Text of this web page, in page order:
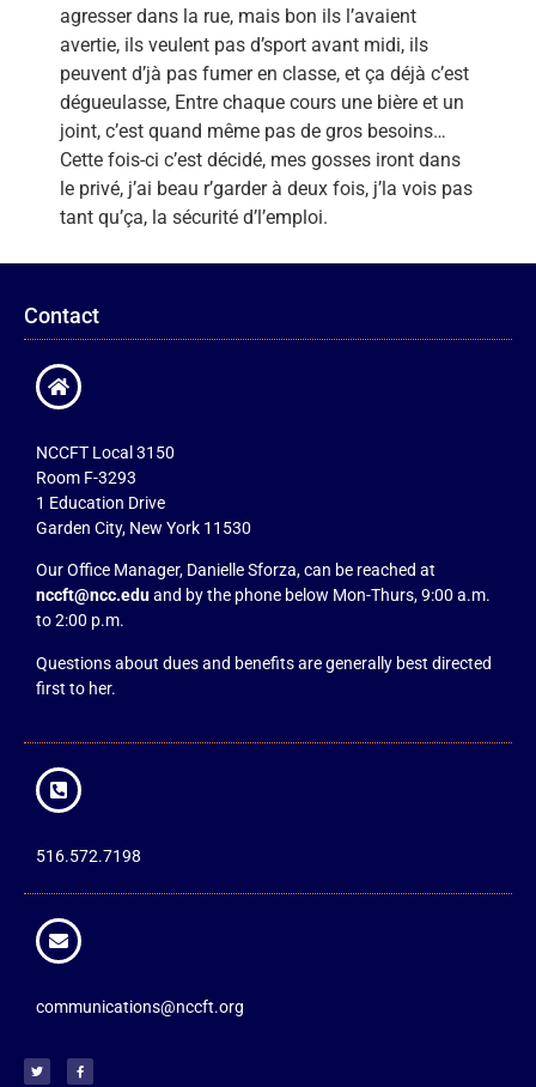
agresser dans la rue, mais bon ils l’avaient
avertie, ils veulent pas d’sport avant midi, ils
peuvent d’jà pas fumer en classe, et ça déjà c’est
dégueulasse, Entre chaque cours une bière et un
joint, c’est quand même pas de gros besoins…
Cette fois-ci c’est décidé, mes gosses iront dans
le privé, j’ai beau r’garder à deux fois, j’la vois pas
tant qu’ça, la sécurité d’l’emploi.
Contact
NCCFT Local 3150
Room F-3293
1 Education Drive
Garden City, New York 11530
Our Office Manager, Danielle Sforza, can be reached at
nccft@ncc.eduand by the phone below Mon-Thurs, 9:00 a.m.
to 2:00 p.m.
Questions about dues and benefits are generally best directed
first to her.
516.572.7198
communications@nccft.org